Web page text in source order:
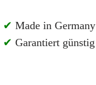
✔ Made in Germany
✔ Garantiert günstig